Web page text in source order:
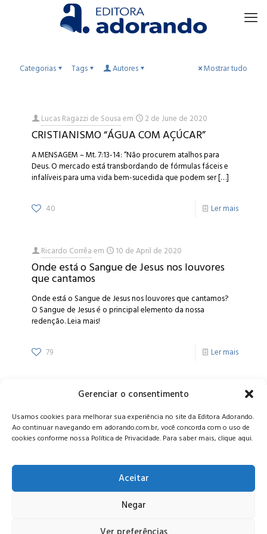
Gerenciar o consentimento
Usamos cookies para melhorar sua experiência no site da Editora Adorando.
Ao continuar navegando em adorando.com.br, você concorda com o uso de
cookies conforme nossa Política de Privacidade. Para saber mais, clique aqui.
Aceitar
Negar
Categorias Tags Autores Mostrar tudo
Lucas Ragazzi de Sousaem 2 de June de 2020
CRISTIANISMO “ÁGUA COM AÇÚCAR”
A MENSAGEM – Mt. 7:13-14: “Não procurem atalhos para
Deus. O mercado está transbordando de fórmulas fáceis e
infalíveis para uma vida bem-sucedida que podem ser[…]
40 Ler mais
Ricardo Corrêaem 10 de April de 2020
Onde está o Sangue de Jesus nos louvores
que cantamos
Onde está o Sangue de Jesus nos louvores que cantamos?
O Sangue de Jesus é o principal elemento da nossa
redenção. Leia mais!
79 Ler mais
Alameda Oscar Niemeyer, 1033 – 7º Andar - Portaria 04, Vila da
Serra - Nova Lima/MG, CEP: 34006-065 - MG
CONTATO:editora@adorando.com.br
Consulte nossapolítica de privacidade